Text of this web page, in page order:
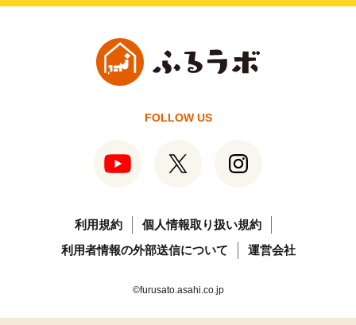
FOLLOW US
利用規約
個人情報取り扱い規約
利用者情報の外部送信について
運営会社
©furusato.asahi.co.jp